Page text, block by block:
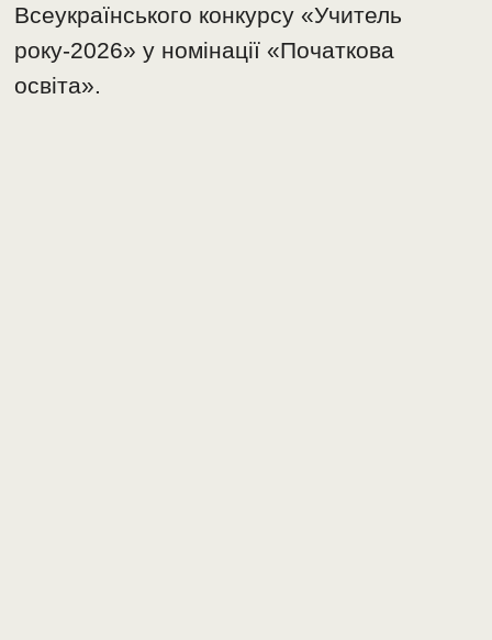
Всеукраїнського конкурсу «Учитель
року-2026» у номінації «Початкова
освіта».